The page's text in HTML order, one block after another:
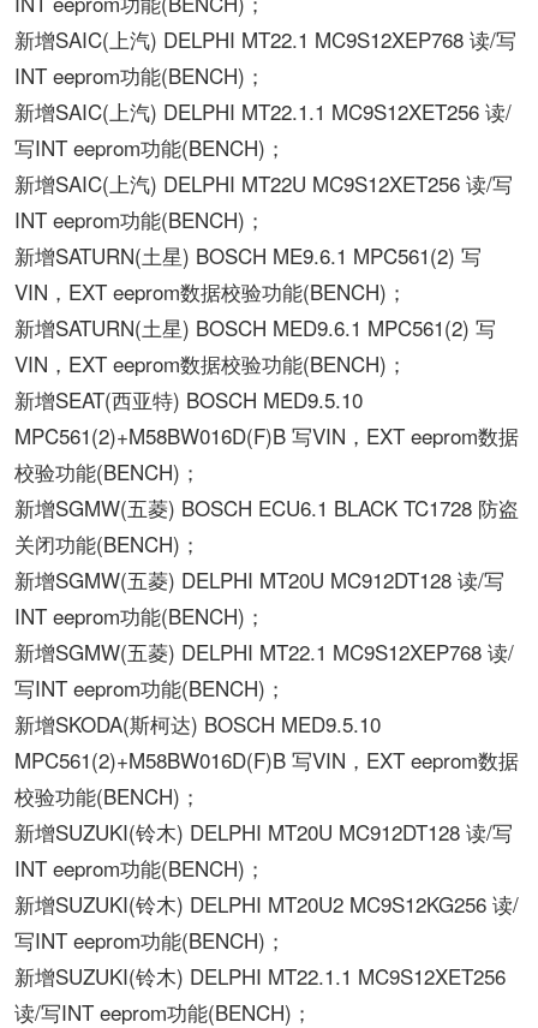
新增SAIC(上汽) DELPHI MT22.1 MC9S12XEP768 读/写
INT eeprom功能(BENCH)；
新增SAIC(上汽) DELPHI MT22.1.1 MC9S12XET256 读/
写INT eeprom功能(BENCH)；
新增SAIC(上汽) DELPHI MT22U MC9S12XET256 读/写
INT eeprom功能(BENCH)；
新增SATURN(土星) BOSCH ME9.6.1 MPC561(2) 写
VIN，EXT eeprom数据校验功能(BENCH)；
新增SATURN(土星) BOSCH MED9.6.1 MPC561(2) 写
VIN，EXT eeprom数据校验功能(BENCH)；
新增SEAT(西亚特) BOSCH MED9.5.10
MPC561(2)+M58BW016D(F)B 写VIN，EXT eeprom数据
校验功能(BENCH)；
新增SGMW(五菱) BOSCH ECU6.1 BLACK TC1728 防盗
关闭功能(BENCH)；
新增SGMW(五菱) DELPHI MT20U MC912DT128 读/写
INT eeprom功能(BENCH)；
新增SGMW(五菱) DELPHI MT22.1 MC9S12XEP768 读/
写INT eeprom功能(BENCH)；
新增SKODA(斯柯达) BOSCH MED9.5.10
MPC561(2)+M58BW016D(F)B 写VIN，EXT eeprom数据
校验功能(BENCH)；
新增SUZUKI(铃木) DELPHI MT20U MC912DT128 读/写
INT eeprom功能(BENCH)；
新增SUZUKI(铃木) DELPHI MT20U2 MC9S12KG256 读/
写INT eeprom功能(BENCH)；
新增SUZUKI(铃木) DELPHI MT22.1.1 MC9S12XET256
读/写INT eeprom功能(BENCH)；